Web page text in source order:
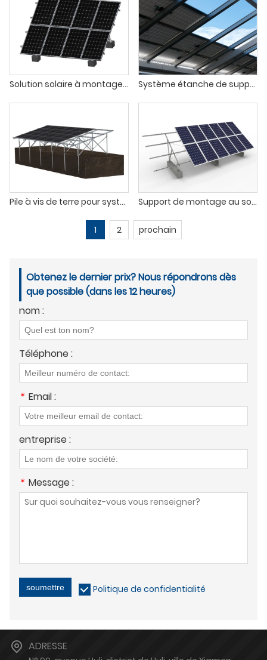
Solution solaire à montage au sol en acier au carbone en forme de C Système étanche de support photovoltaïque intégré au toit BIPV
Pile à vis de terre pour système de montage au sol solaire Support de montage au sol solaire en acier galvanisé en forme de U
1 2 prochain
Obtenez le dernier prix? Nous répondrons dès
que possible (dans les 12 heures)
nom :
Téléphone :
* Email :
entreprise :
* Message :
soumettre Politique de confidentialité
ADRESSE